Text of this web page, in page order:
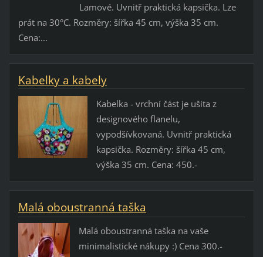
Lamové. Uvnitř praktická kapsička. Lze
prát na 30°C. Rozměry: šířka 45 cm, výška 35 cm.
Cena:...
Kabelky a kabely
Kabelka - vrchní část je ušita z
designového flanelu,
vypodšívkovaná. Uvnitř praktická
kapsička. Rozměry: šířka 45 cm,
výška 35 cm. Cena: 450.-
Malá oboustranná taška
Malá oboustranná taška na vaše
minimalistické nákupy :) Cena 300.-